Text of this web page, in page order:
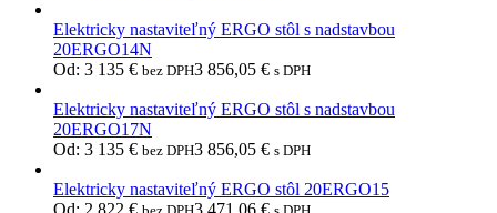
Elektricky nastaviteľný ERGO stôl s nadstavbou
20ERGO14N
Od: 3 135 € bez DPH3 856,05 € s DPH
Elektricky nastaviteľný ERGO stôl s nadstavbou
20ERGO17N
Od: 3 135 € bez DPH3 856,05 € s DPH
Elektricky nastaviteľný ERGO stôl 20ERGO15
Od: 2 822 € 3 471,06 €